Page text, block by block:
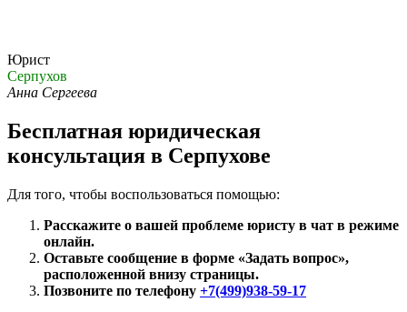
Юрист
Серпухов
Анна Сергеева
Бесплатная юридическая
консультация в Серпухове
Для того, чтобы воспользоваться помощью:
Расскажите о вашей проблеме юристу в чат в режиме
онлайн.
Оставьте сообщение в форме «Задать вопрос»,
расположенной внизу страницы.
Позвоните по телефону +7(499)938-59-17